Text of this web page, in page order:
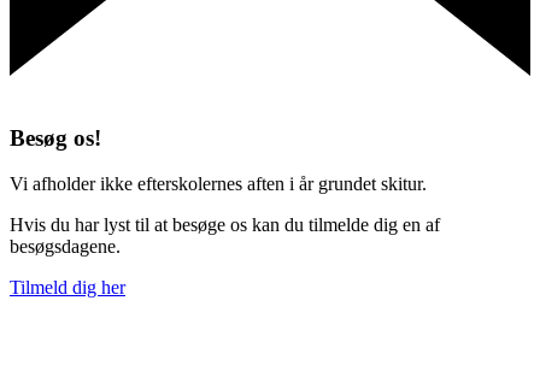
Besøg os!
Vi afholder ikke efterskolernes aften i år grundet skitur.
Hvis du har lyst til at besøge os kan du tilmelde dig en af
besøgsdagene.
Tilmeld dig her